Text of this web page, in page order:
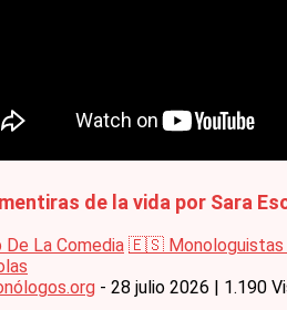
de la vida por Sara
De La Comedia 🇪🇸 Monologuistas
- 28 julio 2026 | 1.190